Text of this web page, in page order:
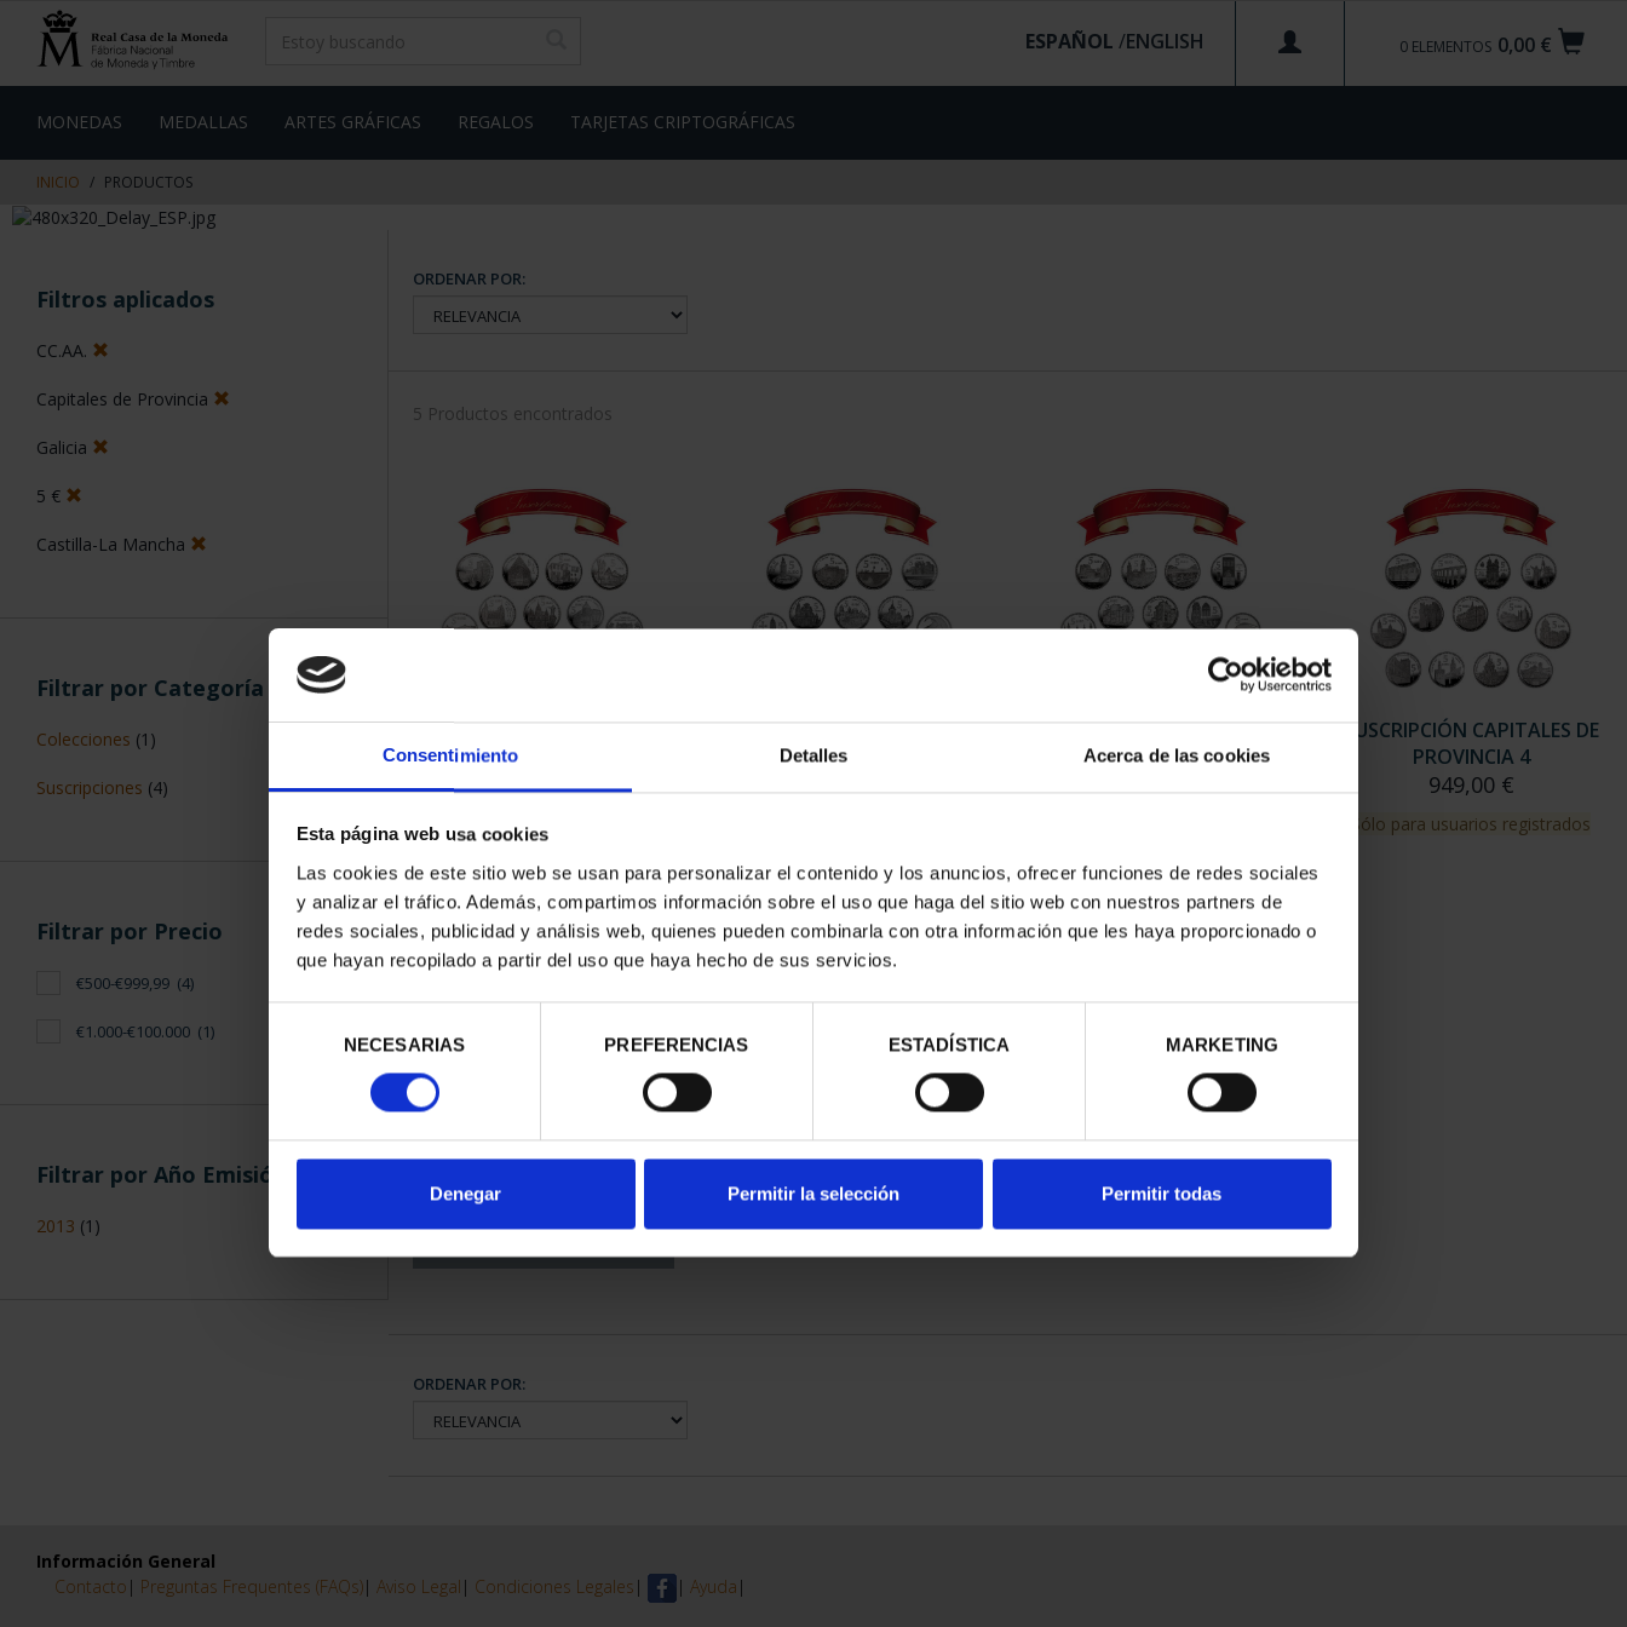
Consentimiento Detalles Acerca de las cookies
Esta página web usa cookies
Las cookies de este sitio web se usan para personalizar el contenido y los anuncios, ofrecer funciones de redes sociales
y analizar el tráfico. Además, compartimos información sobre el uso que haga del sitio web con nuestros partners de
redes sociales, publicidad y análisis web, quienes pueden combinarla con otra información que les haya proporcionado o
que hayan recopilado a partir del uso que haya hecho de sus servicios.
consentimiento
NECESARIAS PREFERENCIAS ESTADÍSTICA MARKETING
Denegar Permitir la selección Permitir todas
contenido
de
0,00 €
0 ELEMENTOS
ESPAÑOL /
MONEDAS MEDALLAS ARTES GRÁFICAS REGALOS TARJETAS CRIPTOGRÁFICAS
INICIO PRODUCTOS
Filtros aplicados
CC.AA.
Capitales de Provincia
Galicia
5 €
Castilla-La Mancha
Filtrar por Categoría
Colecciones (1)
Suscripciones (4)
Filtrar por Precio
€500-€999,99 (4)
€1.000-€100.000 (1)
Filtrar por Año Emisión
2013 (1)
ORDENAR POR:
5 Productos encontrados
SUSCRIPCIÓN CAPITALES DE
PROVINCIA 1
949,00 €
Sólo para usuarios registrados
SUSCRIPCIÓN CAPITALES DE
PROVINCIA 2
949,00 €
SUSCRIPCIÓN CAPITALES DE
PROVINCIA 3
949,00 €
SUSCRIPCIÓN CAPITALES DE
PROVINCIA 4
949,00 €
Sólo para usuarios registrados
COLECCION COMPLET...
3.796,00 €
ORDENAR POR:
Información General
Contacto | Preguntas Frequentes (FAQs)| Aviso Legal | Condiciones Legales | | Ayuda |